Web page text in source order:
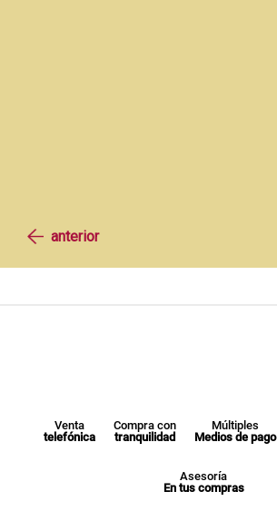
Venta
telefónica
Compra con
tranquilidad
Múltiples
Medios de pago
Asesoría
En tus compras